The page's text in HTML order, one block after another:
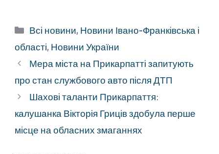
Категорії
Всі новини, Новини Івано-Франківська і
області, Новини України
Мера міста на Прикарпатті запитують
про стан службового авто після ДТП
Шахові таланти Прикарпаття:
калушанка Вікторія Гриців здобула перше
місце на обласних змаганнях